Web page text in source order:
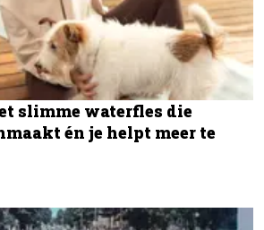
slimme waterfles die
én je helpt meer te